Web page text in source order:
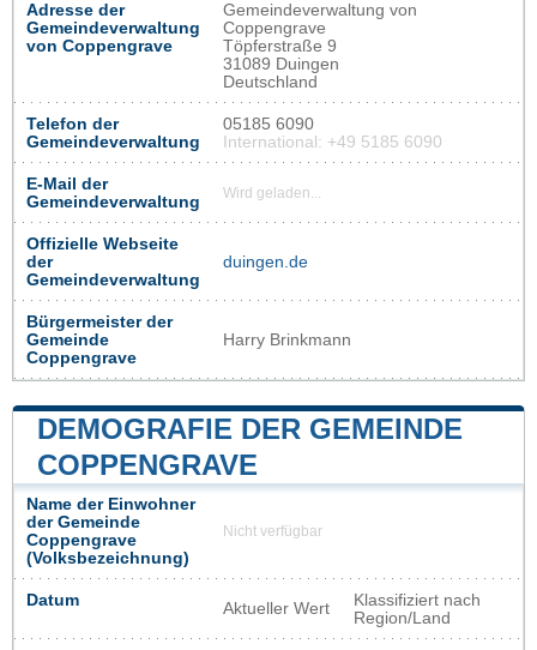
Adresse der
Gemeindeverwaltung
von Coppengrave
Gemeindeverwaltung von
Coppengrave
Töpferstraße 9
31089 Duingen
Deutschland
Telefon der
Gemeindeverwaltung
05185 6090
International: +49 5185 6090
E-Mail der
Gemeindeverwaltung
Wird geladen...
Offizielle Webseite
der
Gemeindeverwaltung
duingen.de
Bürgermeister der
Gemeinde
Coppengrave
Harry Brinkmann
DEMOGRAFIE DER GEMEINDE
COPPENGRAVE
Name der Einwohner
der Gemeinde
Coppengrave
(Volksbezeichnung)
Nicht verfügbar
Datum Aktueller Wert
Klassifiziert nach
Region/Land